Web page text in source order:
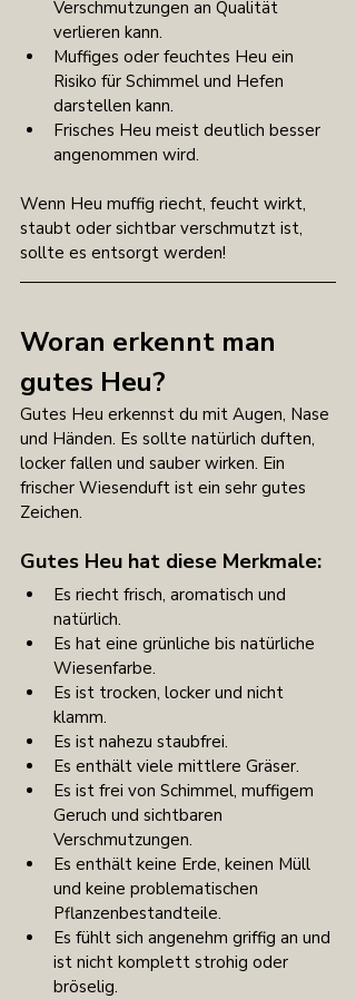
Verschmutzungen an Qualität
verlieren kann.
Muffiges oder feuchtes Heu ein
Risiko für Schimmel und Hefen
darstellen kann.
Frisches Heu meist deutlich besser
angenommen wird.
Wenn Heu muffig riecht, feucht wirkt,
staubt oder sichtbar verschmutzt ist,
sollte es entsorgt werden!
Woran erkennt man
gutes Heu?
Gutes Heu erkennst du mit Augen, Nase
und Händen. Es sollte natürlich duften,
locker fallen und sauber wirken. Ein
frischer Wiesenduft ist ein sehr gutes
Zeichen.
Gutes Heu hat diese Merkmale:
Es riecht frisch, aromatisch und
natürlich.
Es hat eine grünliche bis natürliche
Wiesenfarbe.
Es ist trocken, locker und nicht
klamm.
Es ist nahezu staubfrei.
Es enthält viele mittlere Gräser.
Es ist frei von Schimmel, muffigem
Geruch und sichtbaren
Verschmutzungen.
Es enthält keine Erde, keinen Müll
und keine problematischen
Pflanzenbestandteile.
Es fühlt sich angenehm griffig an und
ist nicht komplett strohig oder
bröselig.